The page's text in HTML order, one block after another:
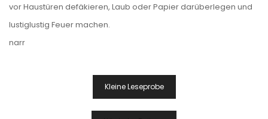
vor Haustüren defäkieren, Laub oder Papier darüberlegen und
lustiglustig Feuer machen.
narr
BeitragsnavigationKleine Leseprobe